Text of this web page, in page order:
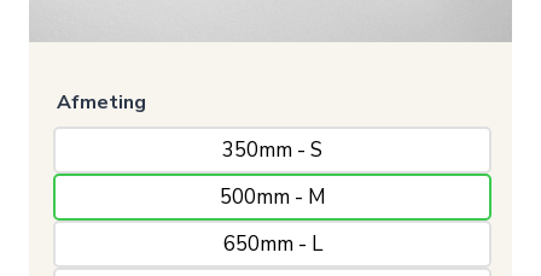
Afmeting
350mm - S
500mm - M
650mm - L